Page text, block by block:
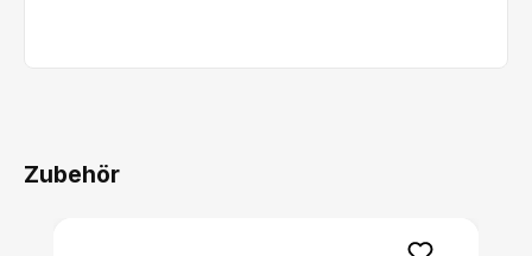
Zubehör